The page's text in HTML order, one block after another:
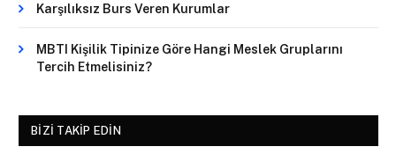
Karşılıksız Burs Veren Kurumlar
MBTI Kişilik Tipinize Göre Hangi Meslek Gruplarını
Tercih Etmelisiniz?
BIZI TAKIP EDIN